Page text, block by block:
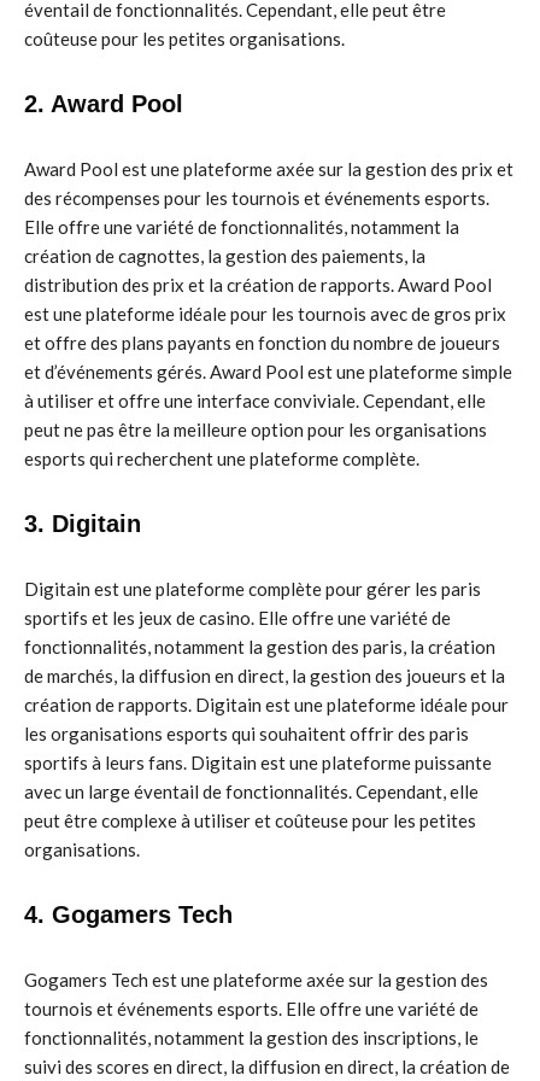
éventail de fonctionnalités. Cependant, elle peut être
coûteuse pour les petites organisations.
2. Award Pool
Award Pool est une plateforme axée sur la gestion des prix et
des récompenses pour les tournois et événements esports.
Elle offre une variété de fonctionnalités, notamment la
création de cagnottes, la gestion des paiements, la
distribution des prix et la création de rapports. Award Pool
est une plateforme idéale pour les tournois avec de gros prix
et offre des plans payants en fonction du nombre de joueurs
et d’événements gérés. Award Pool est une plateforme simple
à utiliser et offre une interface conviviale. Cependant, elle
peut ne pas être la meilleure option pour les organisations
esports qui recherchent une plateforme complète.
3. Digitain
Digitain est une plateforme complète pour gérer les paris
sportifs et les jeux de casino. Elle offre une variété de
fonctionnalités, notamment la gestion des paris, la création
de marchés, la diffusion en direct, la gestion des joueurs et la
création de rapports. Digitain est une plateforme idéale pour
les organisations esports qui souhaitent offrir des paris
sportifs à leurs fans. Digitain est une plateforme puissante
avec un large éventail de fonctionnalités. Cependant, elle
peut être complexe à utiliser et coûteuse pour les petites
organisations.
4. Gogamers Tech
Gogamers Tech est une plateforme axée sur la gestion des
tournois et événements esports. Elle offre une variété de
fonctionnalités, notamment la gestion des inscriptions, le
suivi des scores en direct, la diffusion en direct, la création de